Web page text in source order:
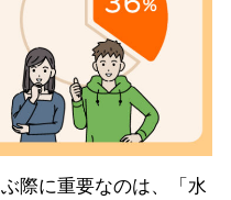
際に重要なのは、「水